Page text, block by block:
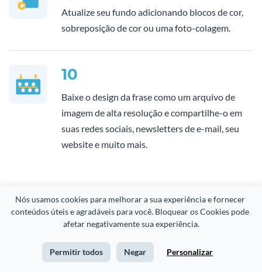
Nós usamos cookies para melhorar a sua experiência e fornecer
conteúdos úteis e agradáveis para você. Bloquear os Cookies pode
afetar negativamente sua experiência.
Permitir todos Negar Personalizar
Atualize seu fundo adicionando blocos de cor,
sobreposição de cor ou uma foto-colagem.
10
Baixe o design da frase como um arquivo de
imagem de alta resolução e compartilhe-o em
suas redes sociais, newsletters de e-mail, seu
website e muito mais.
Perguntas Frequentes
(FAQs)